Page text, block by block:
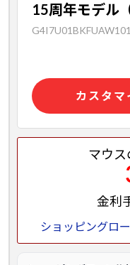
15周年モデル
カスタマ
マウ
金利
ショッピングロ